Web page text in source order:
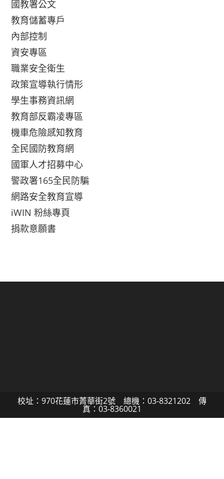
國教署公文
教育儲蓄專戶
內部控制
資安專區
職業安全衛生
政策宣導執行情形
學生事務資訊網
教育部反霸凌專區
機車危險感知教育
全民國防教育網
國軍人才招募中心
警政署165全民防騙
網路安全教育宣導
iWIN 粉絲專頁
捐款意願書
校址：970花蓮市菁華街2號 總機：03-8321202 傳
真：03-8360021